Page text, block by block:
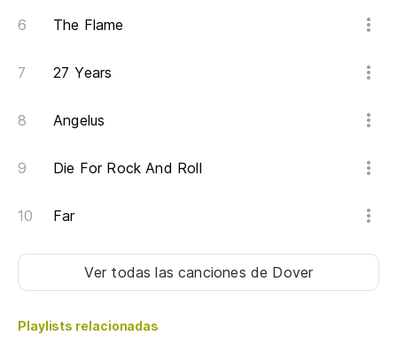
The Flame
27 Years
Angelus
Die For Rock And Roll
Far
Ver todas las canciones de Dover
Playlists relacionadas